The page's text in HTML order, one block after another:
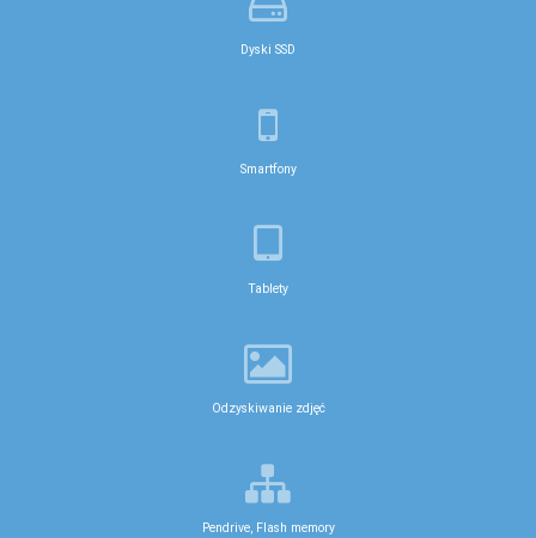
Dyski SSD
Smartfony
Tablety
Odzyskiwanie zdjęć
Pendrive, Flash memory